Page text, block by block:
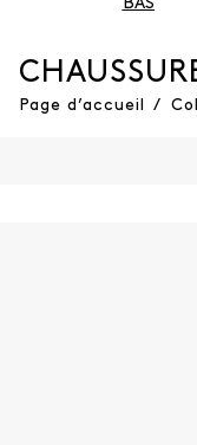
BAS
Page d’accueil /